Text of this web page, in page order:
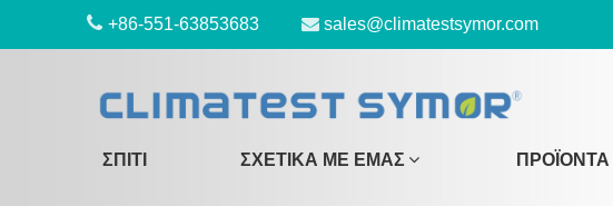
+86-551-63853683 sales@climatestsymor.com
ΣΠΊΤΙ ΣΧΕΤΙΚΆ ΜΕ ΕΜΆΣ ΠΡΟΪΌΝΤΑ